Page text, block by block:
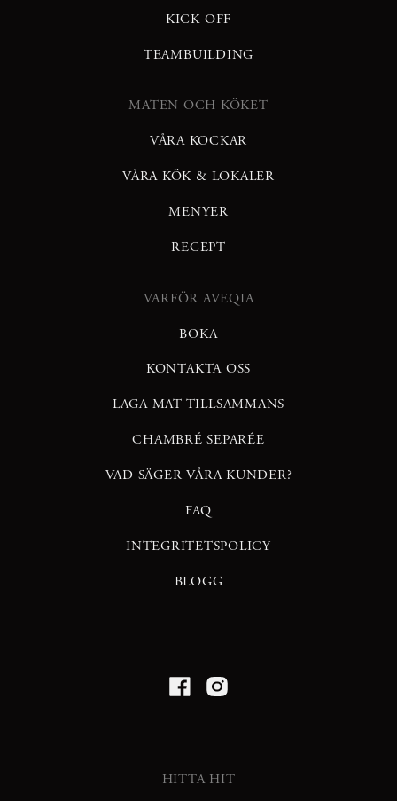
KICK OFF
TEAMBUILDING
MATEN OCH KÖKET
VÅRA KOCKAR
VÅRA KÖK & LOKALER
MENYER
RECEPT
VARFÖR AVEQIA
BOKA
KONTAKTA OSS
LAGA MAT TILLSAMMANS
CHAMBRÉ SEPARÉE
VAD SÄGER VÅRA KUNDER?
FAQ
INTEGRITETSPOLICY
BLOGG
HITTA HIT